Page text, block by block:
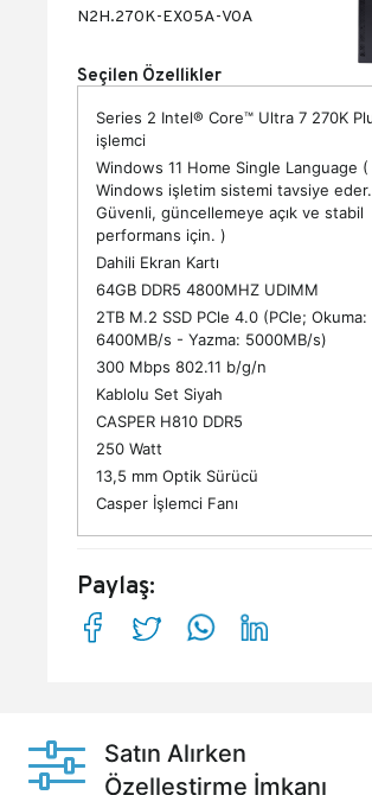
N2H.270K-EX05A-V0A
Seçilen Özellikler
Series 2 Intel® Core™ Ultra 7 270K
işlemci
Windows 11 Home Single Language (
Windows işletim sistemi tavsiye eder.
Güvenli, güncellemeye açık ve stabil
performans için. )
Dahili Ekran Kartı
64GB DDR5 4800MHZ UDIMM
2TB M.2 SSD PCle 4.0 (PCle; Okuma:
6400MB/s - Yazma: 5000MB/s)
300 Mbps 802.11 b/g/n
Kablolu Set Siyah
CASPER H810 DDR5
250 Watt
13,5 mm Optik Sürücü
Casper İşlemci Fanı
Paylaş:
Satın Alırken
Özelleştirme İmkanı